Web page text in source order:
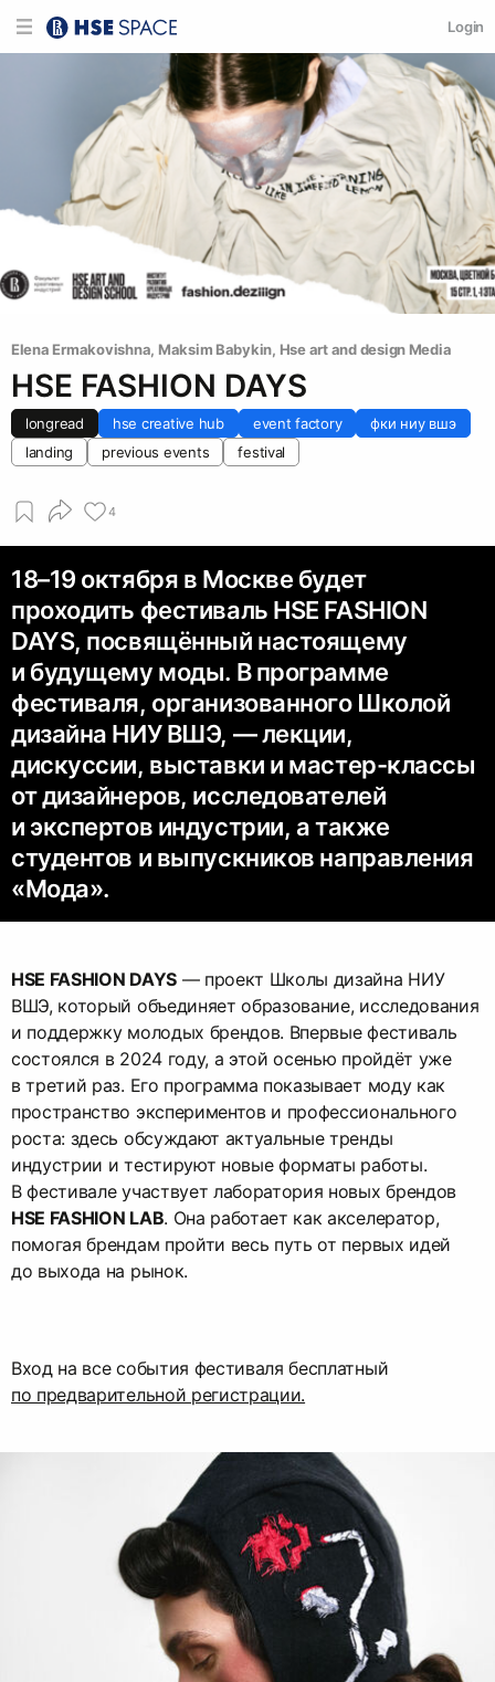
Login
Elena Ermakovishna, Maksim Babykin, Hse art and design Media
HSE FASHION DAYS
longread hse creative hub event factory
фки ниу вшэ
landing
previous events festival
4
18–19 октября в Москве будет
проходить фестиваль HSE FASHION
DAYS, посвящённый настоящему
и будущему моды. В программе
фестиваля, организованного Школой
дизайна НИУ ВШЭ, — лекции,
дискуссии, выставки и мастер-классы
от дизайнеров, исследователей
и экспертов индустрии, а также
студентов и выпускников направления
«Мода».
HSE FASHION DAYS— проект Школы дизайна НИУ
ВШЭ, который объединяет образование, исследования
и поддержку молодых брендов. Впервые фестиваль
состоялся в 2024 году, а этой осенью пройдёт уже
в третий раз. Его программа показывает моду как
пространство экспериментов и профессионального
роста: здесь обсуждают актуальные тренды
индустрии и тестируют новые форматы работы.
В фестивале участвует лаборатория новых брендов
HSE FASHION LAB. Она работает как акселератор,
помогая брендам пройти весь путь от первых идей
до выхода на рынок.
Вход на все события фестиваля бесплатный
по предварительной регистрации.